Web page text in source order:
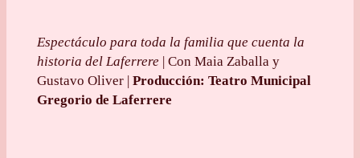
Espectáculo para toda la familia que cuenta la
historia del Laferrere | Con Maia Zaballa y
Gustavo Oliver | Producción: Teatro Municipal
Gregorio de Laferrere